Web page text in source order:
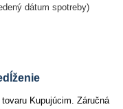
dátum spotreby)
Kupujúcim. Záručná